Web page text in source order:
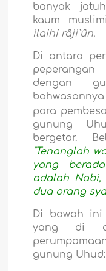
banyak
kaum
ilaihi râji`ûn.
Di antara
dengan
para
gunung
bergetar.
"Tenanglah
yang
adalah Nabi,
dua orang
Di bawah
yang di
gunung Uhud: